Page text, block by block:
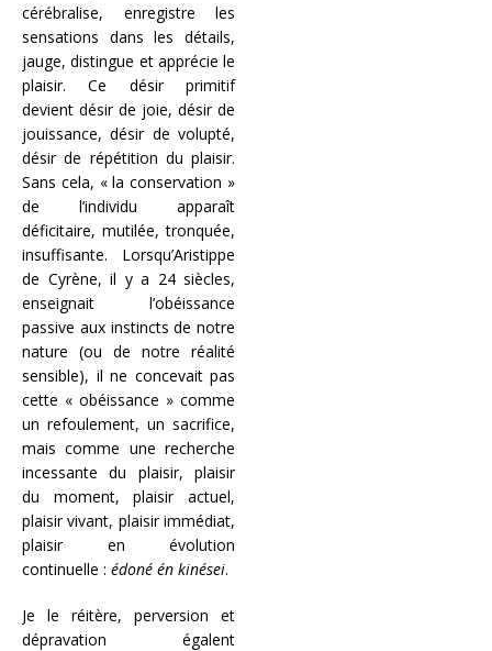
cérébralise, enregistre les
sensations dans les détails,
jauge, distingue et apprécie le
plaisir. Ce désir primitif
devient désir de joie, désir de
jouissance, désir de volupté,
désir de répétition du plaisir.
Sans cela, « la conservation »
de l’individu apparaît
déficitaire, mutilée, tronquée,
insuffisante. Lorsqu’Aristippe
de Cyrène, il y a 24 siècles,
enseignait l’obéissance
passive aux instincts de notre
nature (ou de notre réalité
sensible), il ne concevait pas
cette « obéissance » comme
un refoulement, un sacrifice,
mais comme une recherche
incessante du plaisir, plaisir
du moment, plaisir actuel,
plaisir vivant, plaisir immédiat,
plaisir en évolution
continuelle : édoné én kinései.
Je le réitère, perversion et
dépravation égalent